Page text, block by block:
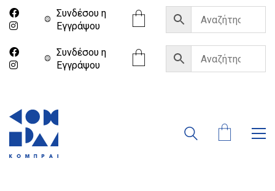
Συνδέσου η
Eγγράψου
Συνδέσου η
Eγγράψου